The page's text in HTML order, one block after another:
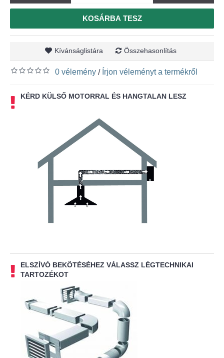
KOSÁRBA TESZ
Kívánságlistára Összehasonlítás
0 vélemény / Írjon véleményt a termékről
KÉRD KÜLSŐ MOTORRAL ÉS HANGTALAN LESZ
ELSZÍVÓ BEKÖTÉSÉHEZ VÁLASSZ LÉGTECHNIKAI
TARTOZÉKOT